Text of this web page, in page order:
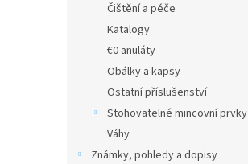
Čištění a péče
Katalogy
€0 anuláty
Obálky a kapsy
Ostatní příslušenství
Stohovatelné mincovní prvky
Váhy
Známky, pohledy a dopisy